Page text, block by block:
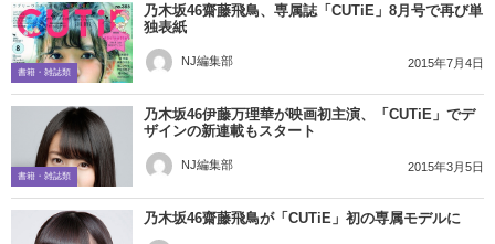
書籍・雑誌類
乃木坂46齋藤飛鳥、専属誌「CUTiE」8月号で再び単
独表紙
NJ編集部 2015年7月4日
書籍・雑誌類
乃木坂46伊藤万理華が映画初主演、「CUTiE」でデ
ザインの新連載もスタート
NJ編集部 2015年3月5日
乃木坂46齋藤飛鳥が「CUTiE」初の専属モデルに